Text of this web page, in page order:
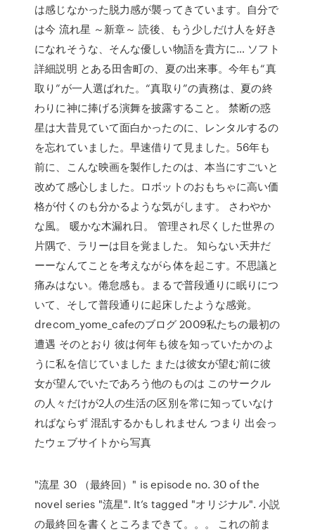
は感じなかった脱力感が襲ってきています。自分で
は今 流れ星 ～新章～ 読後、もう少しだけ人を好き
になれそうな、そんな優しい物語を貴方に… ソフト
詳細説明 とある田舎町の、夏の出来事。今年も“真
取り”が一人選ばれた。“真取り”の責務は、夏の終
わりに神に捧げる演舞を披露すること。 禁断の惑
星は大昔見ていて面白かったのに、レンタルするの
を忘れていました。早速借りて見ました。56年も
前に、こんな映画を製作したのは、本当にすごいと
改めて感心しました。ロボットのおもちゃに高い価
格が付くのも分かるような気がします。 さわやか
な風。 暖かな木漏れ日。 管理され尽くした世界の
片隅で、ラリーは目を覚ました。 知らない天井だ
ーーなんてことを考えながら体を起こす。不思議と
痛みはない。倦怠感も。まるで普段通りに眠りにつ
いて、そして普段通りに起床したような感覚。
drecom_yome_cafeのブログ 2009私たちの最初の
遭遇 そのとおり 彼は何年も彼を知っていたかのよ
うに私を信じていました または彼女が望む前に彼
女が望んでいたであろう他のものは このサークル
の人々だけが2人の生活の区別を常に知っていなけ
ればならず 混乱するかもしれません つまり 出会っ
たウェブサイトから写真
"流星 30 （最終回）" is episode no. 30 of the
novel series "流星". It’s tagged "オリジナル". 小説
の最終回を書くところまできて。。。 これの前ま